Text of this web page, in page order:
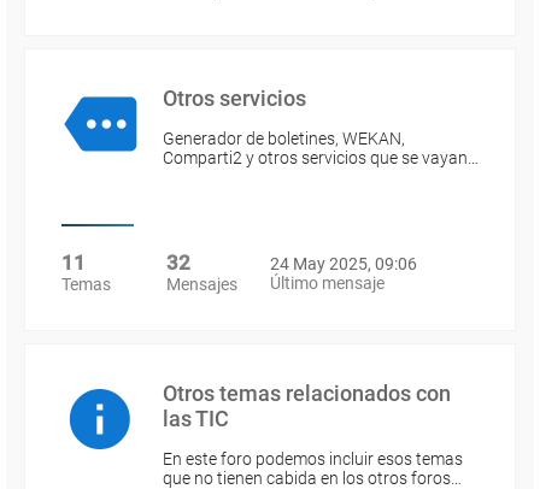
Otros servicios
Generador de boletines, WEKAN,
Comparti2 y otros servicios que se vayan…
11
Temas
32
Mensajes
24 May 2025, 09:06
Último mensaje
Otros temas relacionados con
las TIC
En este foro podemos incluir esos temas
que no tienen cabida en los otros foros…